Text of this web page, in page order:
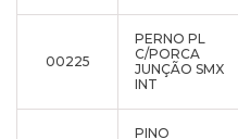
00225
PERNO PL
C/PORCA
JUNÇÃO SMX
INT
PINO